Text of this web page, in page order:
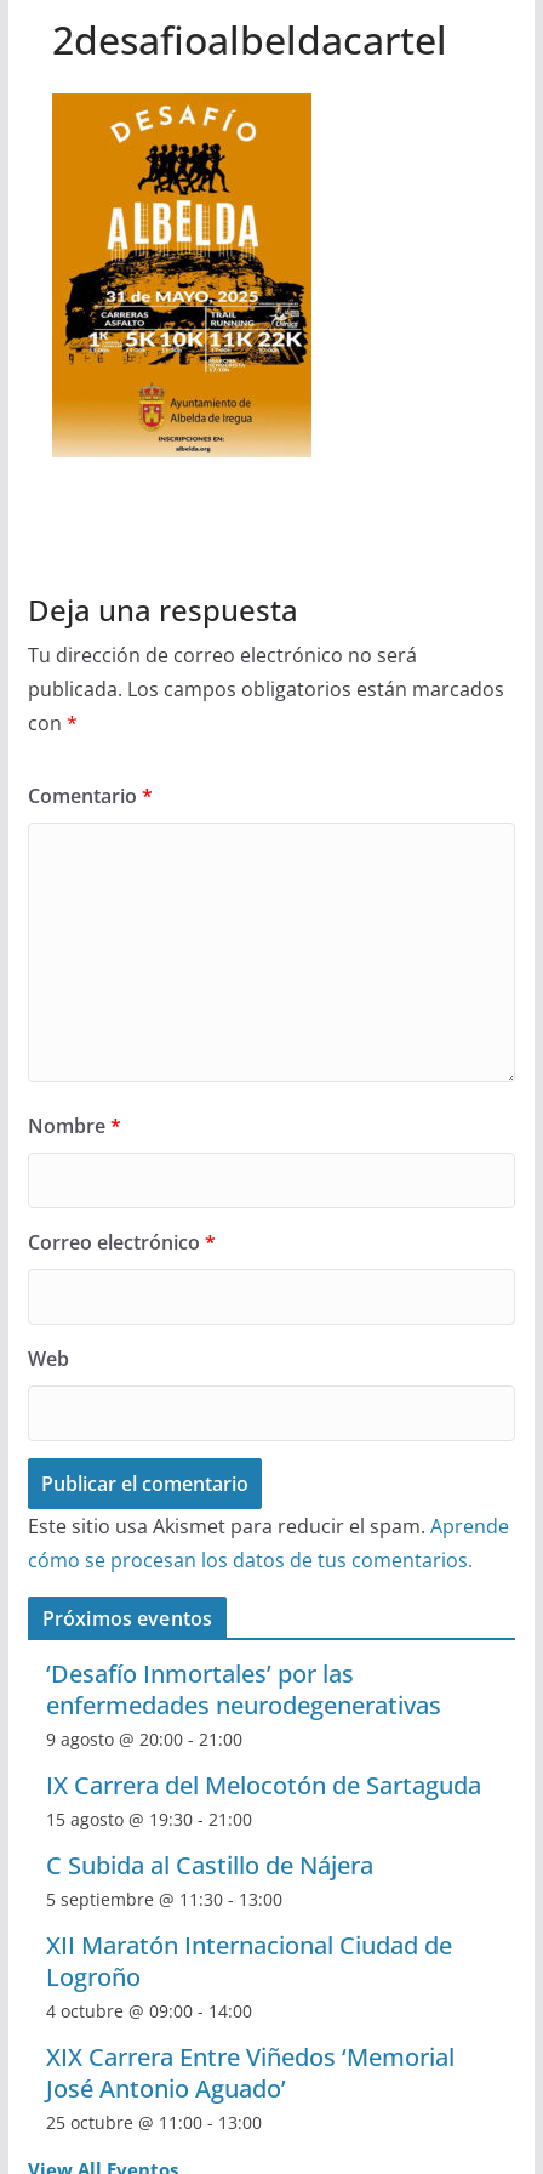
2desafioalbeldacartel
Deja una respuesta
Tu dirección de correo electrónico no será
publicada. Los campos obligatorios están marcados
con *
Comentario *
Nombre*
Correo electrónico *
Web
Este sitio usa Akismet para reducir el spam. Aprende
cómo se procesan los datos de tus comentarios.
Próximos eventos
‘Desafío Inmortales’ por las
enfermedades neurodegenerativas
9 agosto @ 20:00- 21:00
IX Carrera del Melocotón de Sartaguda
15 agosto @ 19:30- 21:00
C Subida al Castillo de Nájera
5 septiembre @ 11:30- 13:00
XII Maratón Internacional Ciudad de
Logroño
4 octubre @ 09:00- 14:00
XIX Carrera Entre Viñedos ‘Memorial
José Antonio Aguado’
25 octubre @ 11:00- 13:00
View All Eventos